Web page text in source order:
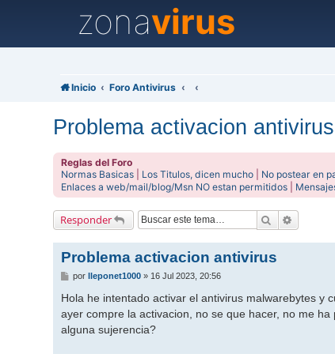
zonavirus
Inicio Foro Antivirus
Problema activacion antivirus
Reglas del Foro
Normas Basicas
Los Titulos, dicen mucho No postear en
Enlaces a web/mail/blog/Msn NO estan permitidos
Responder Buscar
Problema activacion antivirus
M
n
a
j
e
porlleponet1000 » 16 Jul 2023, 20:56
Hola he intentado activar el antivirus malwarebytes y
ayer compre la activacion, no se que hacer, no me
alguna sujerencia?